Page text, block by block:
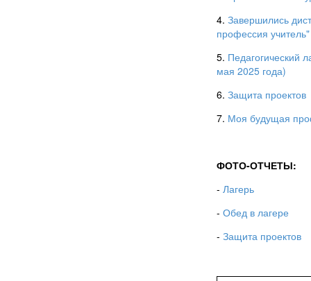
4. Завершились
профессия учитель"
5. Педагогический
мая 2025 года)
6. Защита проектов
7. Моя будущая
ФОТО-ОТЧЕТЫ:
- Лагерь
- Обед в лагере
- Защита проектов